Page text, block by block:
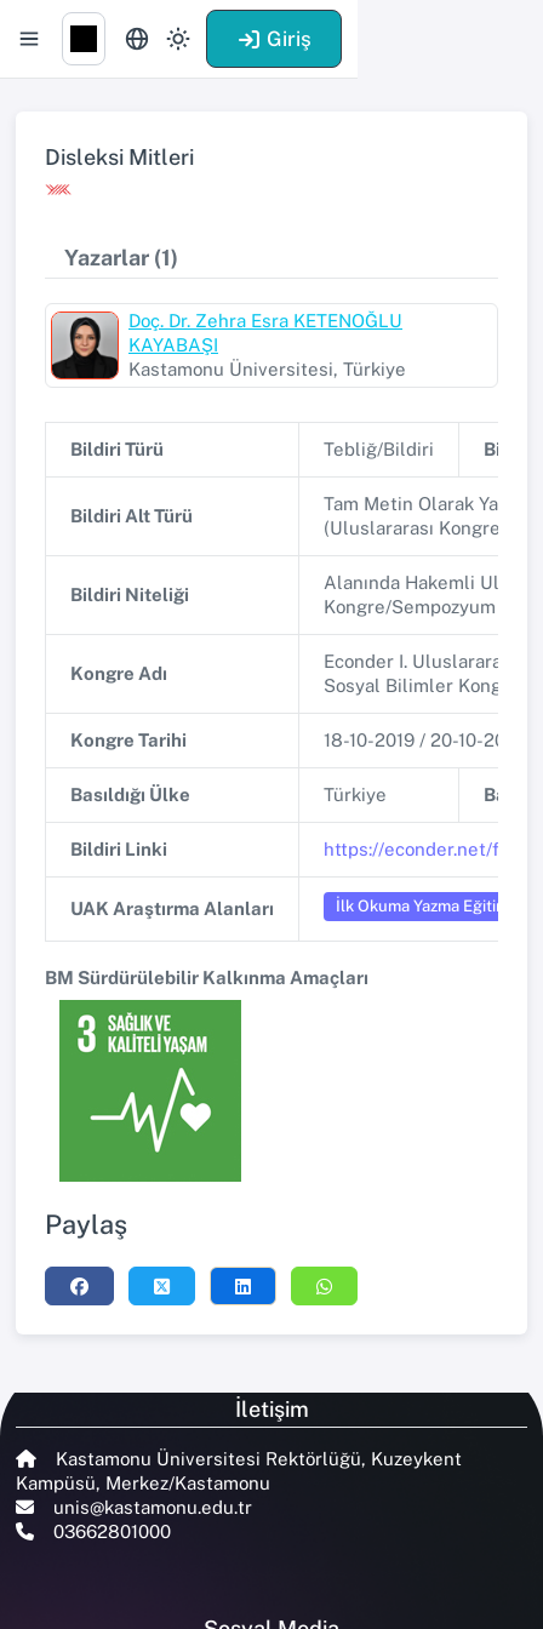
Giriş
Disleksi Mitleri
Yazarlar (1)
Doç. Dr. Zehra Esra KETENOĞLU
KAYABAŞI
Kastamonu Üniversitesi, Türkiye
Bildiri Türü Tebliğ/Bildiri Bildiri
Bildiri Alt Türü
Tam Metin Olarak
(Uluslararası Kongre/
Bildiri Niteliği
Alanında Hakemli
Kongre/Sempozyum
Kongre Adı
Econder I. Uluslararası
Sosyal Bilimler Kongresi
Kongre Tarihi 18-10-2019 / 20-10-2019
Basıldığı Ülke Türkiye
Bildiri Linki https://econder.net/files/
UAK Araştırma Alanları İlk Okuma Yazma Eğitimi
BM Sürdürülebilir Kalkınma Amaçları
Paylaş
İletişim
Kastamonu Üniversitesi Rektörlüğü, Kuzeykent
Kampüsü, Merkez/Kastamonu
unis@kastamonu.edu.tr
03662801000